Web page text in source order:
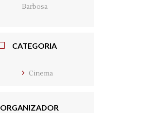
Barbosa
CATEGORIA
Cinema
ORGANIZADOR